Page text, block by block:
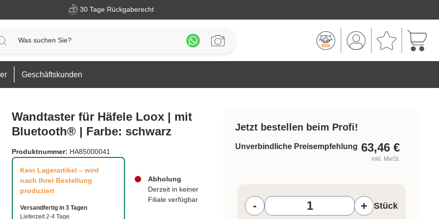
30 Tage Rückgaberecht
Geschäftskunden
Wandtaster für Häfele Loox | mit
Bluetooth® | Farbe: schwarz
Produktnummer: HA85000041
Kein Lagerartikel – wird
nach Ihrer Bestellung
produziert
Versandfertig in 3 Tagen
Lieferzeit 2-4 Tage
Abholung
Derzeit in keiner
Filiale verfügbar
Jetzt bestellen beim Profi!
Unverbindliche Preisempfehlung 63,46 €
inkl. MwSt.
-
+ Stück